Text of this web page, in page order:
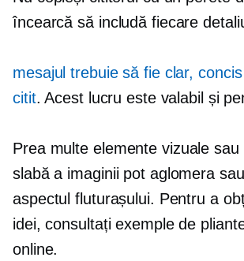
încearcă să includă fiecare
mesajul trebuie să fie clar,
citit. Acest lucru este valabil și
Prea multe elemente vizuale sau
slabă a imaginii pot aglomera
aspectul fluturașului. Pentru a
idei, consultați exemple de
online.